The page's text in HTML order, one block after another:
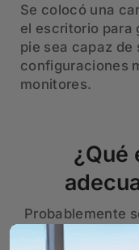
Se colocó una
el escritorio para
pie sea capaz de
configuraciones
monitores.
¿Qué
Probablemente
sus opciones.